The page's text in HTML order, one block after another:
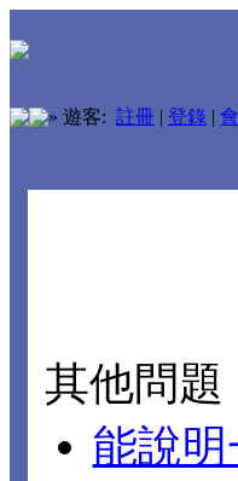
» 遊客: 註冊 | 登錄 |
其他問題
能說明